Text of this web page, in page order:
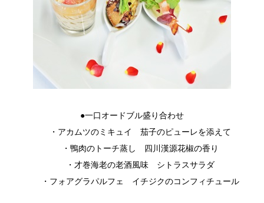
●一口オードブル盛り合わせ
・アカムツのミキュイ 茄子のピューレを添えて
・鴨肉のトーチ蒸し 四川漢源花椒の香り
・才巻海老の老酒風味 シトラスサラダ
・フォアグラパルフェ イチジクのコンフィチュール